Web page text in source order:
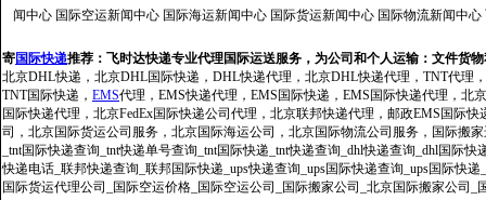
闻中心 国际空运新闻中心 国际海运新闻中心 国际货运新闻中心 国际物流新闻中心
寄国际快递推荐： 飞时达快递专业代理国际运送服务，为公司和个人运输：文件货
北京DHL快递，北京DHL国际快递，DHL快递代理，北京DHL快递代理，TNT代理
TNT国际快递， EMS代理，EMS快递代理，EMS国际快递，EMS国际快递代理，北
国际快递代理，北京FedEx国际快递公司代理，北京联邦快递代理，邮政EMS国际
司，北京国际货运公司服务，北京国际海运公司，北京国际物流公司服务，国际搬
_tnt国际快递查询_tnt快递单号查询_tnt国际快递_tnt快递查询_dhl快递查询_dhl国际
快递电话_联邦快递查询_联邦国际快递_ups快递查询_ups国际快递查询_ups国际快
国际货运代理公司_国际空运价格_国际空运公司_国际搬家公司_北京国际搬家公司_